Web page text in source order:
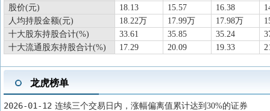
股价(元)
18.13 15.57 16.38
人均持股金额(元)
18.22万 17.99万 17.98万
十大股东持股合计(%)
33.61 35.85 35.24
十大流通股东持股合计(%)
17.29 20.09 19.33
龙虎榜单
2026-01-12 连续三个交易日内，涨幅偏离值累计达到30%的证券